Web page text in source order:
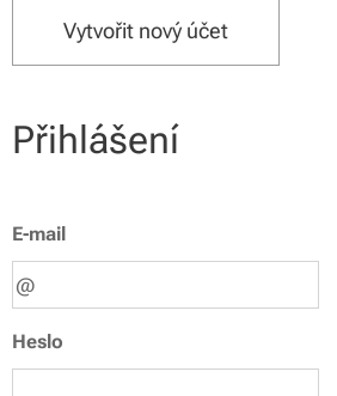
Vytvořit nový účet
Přihlášení
E-mail
Heslo